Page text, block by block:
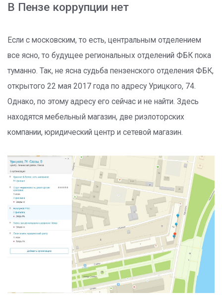
В Пензе коррупции нет
Если с московским, то есть, центральным отделением
все ясно, то будущее региональных отделений ФБК пока
туманно. Так, не ясна судьба пензенского отделения ФБК,
открытого 22 мая 2017 года по адресу Урицкого, 74.
Однако, по этому адресу его сейчас и не найти. Здесь
находятся мебельный магазин, две риэлоторских
компании, юридический центр и сетевой магазин.